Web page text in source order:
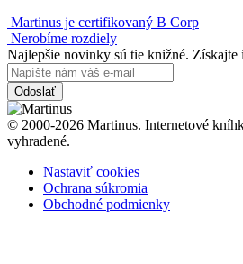
Martinus je certifikovaný B Corp
Nerobíme rozdiely
Najlepšie novinky sú tie knižné. Získajte
Odoslať
© 2000-2026 Martinus. Internetové
vyhradené.
Nastaviť cookies
Ochrana súkromia
Obchodné podmienky